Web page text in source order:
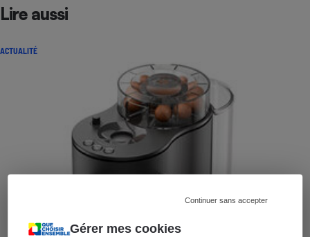
Gérer mes cookies
Continuer sans accepter
Lire aussi
ACTUALITÉ